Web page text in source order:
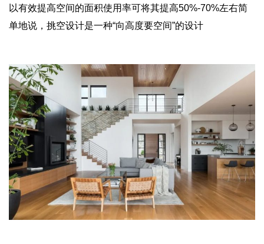
以有效提高空间的面积使用率可将其提高50%-70%左右简
单地说，挑空设计是一种“向高度要空间”的设计